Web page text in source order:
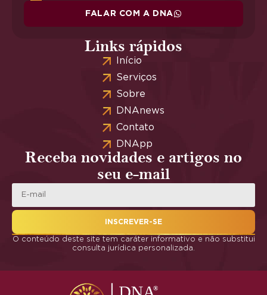
FALAR COM A DNA
Links rápidos
Início
Serviços
Sobre
DNAnews
Contato
DNApp
Receba novidades e artigos no
seu e-mail
INSCREVER-SE
O conteúdo deste site tem caráter informativo e não substitui
consulta jurídica personalizada.